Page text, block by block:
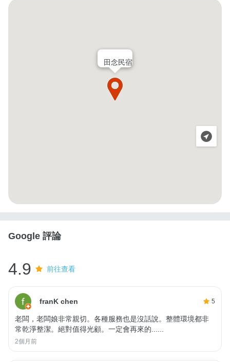
田念民宿
Google 評論
4.9 前往查看
franK chen 5
老闆，老闆娘非常親切。各種服務也是沒話說。整體環境都非
常乾淨整潔。絕對值得光顧。一定會再來的......
2個月前